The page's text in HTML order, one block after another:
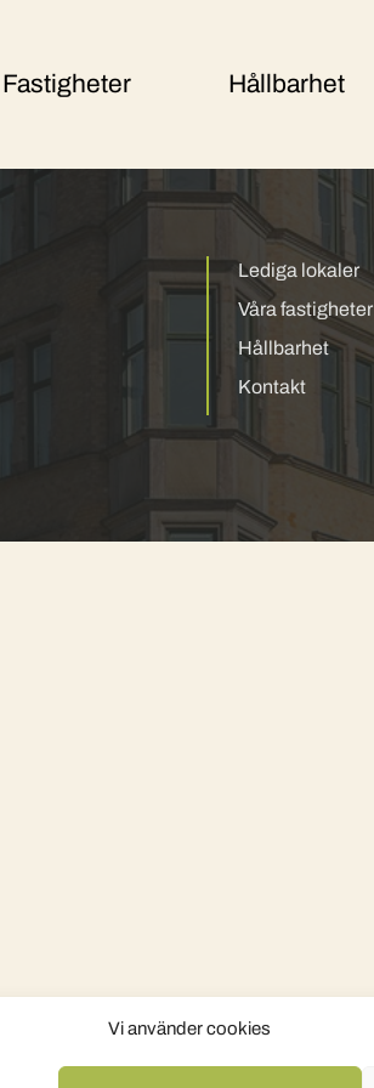
Vi använder cookies
Fastigheter Hållbarhet
Lediga lokaler
Våra fastigheter
Hållbarhet
Kontakt